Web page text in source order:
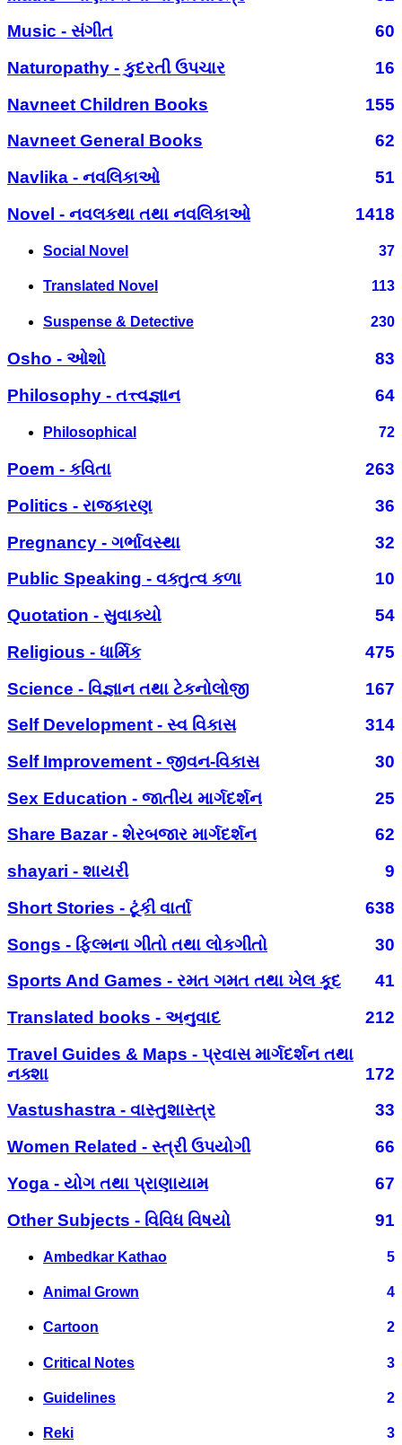
Music - સંગીત
60
Naturopathy - કુદરતી ઉપચાર
16
Navneet Children Books
155
Navneet General Books
62
Navlika - નવલિકાઓ
51
Novel - નવલકથા તથા નવલિકાઓ
1418
Social Novel 37
Translated Novel 113
Suspense & Detective 230
Osho - ઓશો
83
Philosophy - તત્ત્વજ્ઞાન
64
Philosophical 72
Poem - કવિતા
263
Politics - રાજકારણ
36
Pregnancy - ગર્ભાવસ્થા
32
Public Speaking - વક્તુત્વ કળા
10
Quotation - સુવાક્યો
54
Religious - ધાર્મિક
475
Science - વિજ્ઞાન તથા ટેકનોલોજી
167
Self Development - સ્વ વિકાસ
314
Self Improvement - જીવન-વિકાસ
30
Sex Education - જાતીય માર્ગદર્શન
25
Share Bazar - શેરબજાર માર્ગદર્શન
62
shayari - શાયરી
9
Short Stories - ટૂંકી વાર્તા
638
Songs - ફિલ્મના ગીતો તથા લોકગીતો
30
Sports And Games - રમત ગમત તથા ખેલ કૂદ
41
Translated books - અનુવાદ
212
Travel Guides & Maps - પ્રવાસ માર્ગદર્શન તથા
નક્શા
172
Vastushastra - વાસ્તુશાસ્ત્ર
33
Women Related - સ્ત્રી ઉપયોગી
66
Yoga - યોગ તથા પ્રાણાયામ
67
Other Subjects - વિવિધ વિષયો
91
Ambedkar Kathao 5
Animal Grown 4
Cartoon 2
Critical Notes 3
Guidelines 2
Reki 3